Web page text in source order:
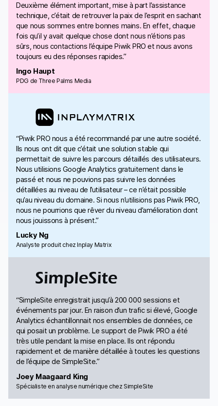
Deuxième élément important, mise à part l’assistance
technique, c’était de retrouver la paix de l’esprit en sachant
que nous sommes entre bonnes mains. En effet, chaque
fois qu’il y avait quelque chose dont nous n’étions pas
sûrs, nous contactions l’équipe Piwik PRO et nous avons
toujours eu des réponses rapides.”
Ingo Haupt
PDG de Three Palms Media
“Piwik PRO nous a été recommandé par une autre société.
Ils nous ont dit que c’était une solution stable qui
permettait de suivre les parcours détaillés des utilisateurs.
Nous utilisions Google Analytics gratuitement dans le
passé et nous ne pouvions pas suivre les données
détaillées au niveau de l’utilisateur – ce n’était possible
qu’au niveau du domaine. Si nous n’utilisions pas Piwik PRO,
nous ne pourrions que rêver du niveau d’amélioration dont
nous jouissons à présent.”
Lucky Ng
Analyste produit chez Inplay Matrix
“SimpleSite enregistrait jusqu’à 200 000 sessions et
événements par jour. En raison d’un trafic si élevé, Google
Analytics échantillonnait nos ensembles de données, ce
qui posait un problème. Le support de Piwik PRO a été
très utile pendant la mise en place. Ils ont répondu
rapidement et de manière détaillée à toutes les questions
de l’équipe de SimpleSite.”
Joey Maagaard King
Spécialiste en analyse numérique chez SimpleSite